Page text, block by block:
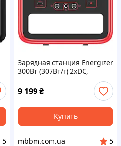
5
Зарядная станция Energizer
300Вт (307Вт/г) 2xDC,
(PPS320W1)
9 199₴
Купить
mbbm.com.ua
5